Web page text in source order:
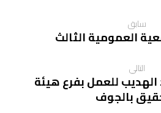
سابق
العمومية الثالث
التالي
للعمل بفرع هيئة
بالجوف